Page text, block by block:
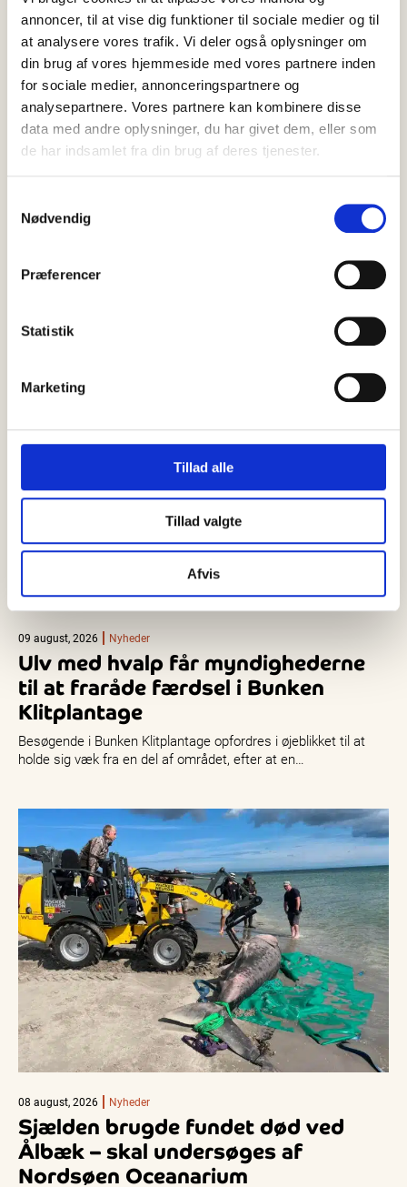
annoncer, til at vise dig funktioner til sociale medier og til
at analysere vores trafik. Vi deler også oplysninger om
din brug af vores hjemmeside med vores partnere inden
for sociale medier, annonceringspartnere og
analysepartnere. Vores partnere kan kombinere disse
data med andre oplysninger, du har givet dem, eller som
de har indsamlet fra din brug af deres tjenester.
Nødvendig
Præferencer
Statistik
Marketing
Tillad alle
Tillad valgte
Afvis
09 august, 2026 Nyheder
og to redningsaktioner på under et
døgn
Efter en periode med forholdsvis ro blev der igen brug for
Skagens beredskab lørdag eftermiddag, og siden fulgte
09 august, 2026 Nyheder
Ulv med hvalp får myndighederne
til at fraråde færdsel i Bunken
Klitplantage
Besøgende i Bunken Klitplantage opfordres i øjeblikket til at
holde sig væk fra en del af området, efter at en…
08 august, 2026 Nyheder
Sjælden brugde fundet død ved
Ålbæk – skal undersøges af
Nordsøen Oceanarium